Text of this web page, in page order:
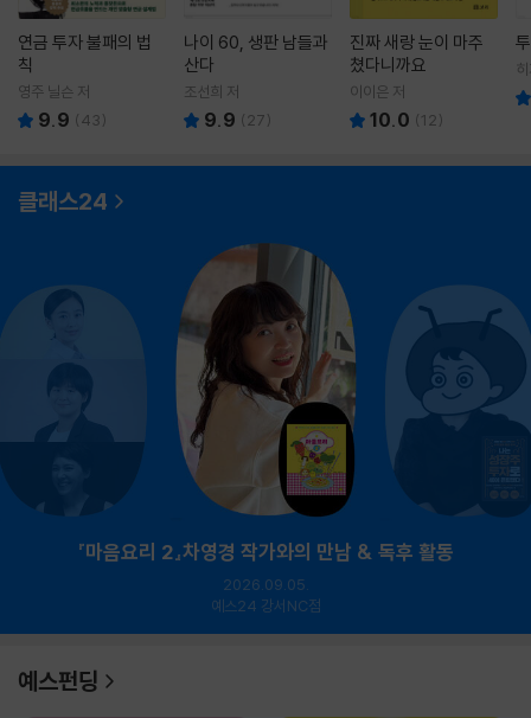
연금 투자 불패의 법
칙
영주 닐슨 저
9.9 (43)
나이 60, 생판 남들과
산다
조선희 저
9.9 ( 27)
진짜 새랑 눈이 마주
쳤다니까요
이이은 저
10.0 (12)
클래스24
『마음요리 2』차영경 작가와의 만남 & 독후 활동
2026.09.05.
예스24 강서NC점
예스펀딩